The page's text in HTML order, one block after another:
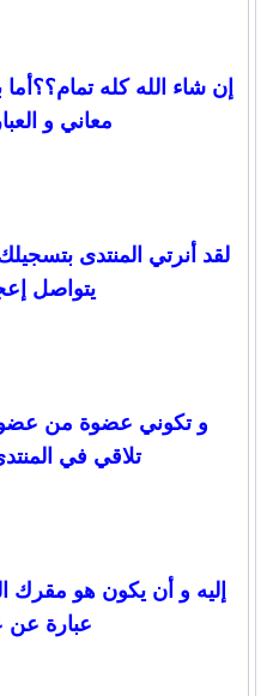
إن شاء الله كله
معاني و
لقد أنرتي المنتدى
يتواصل
و تكوني عضوة من
تلاقي في
إليه و أن يكون هو مقرك
عبارة عن